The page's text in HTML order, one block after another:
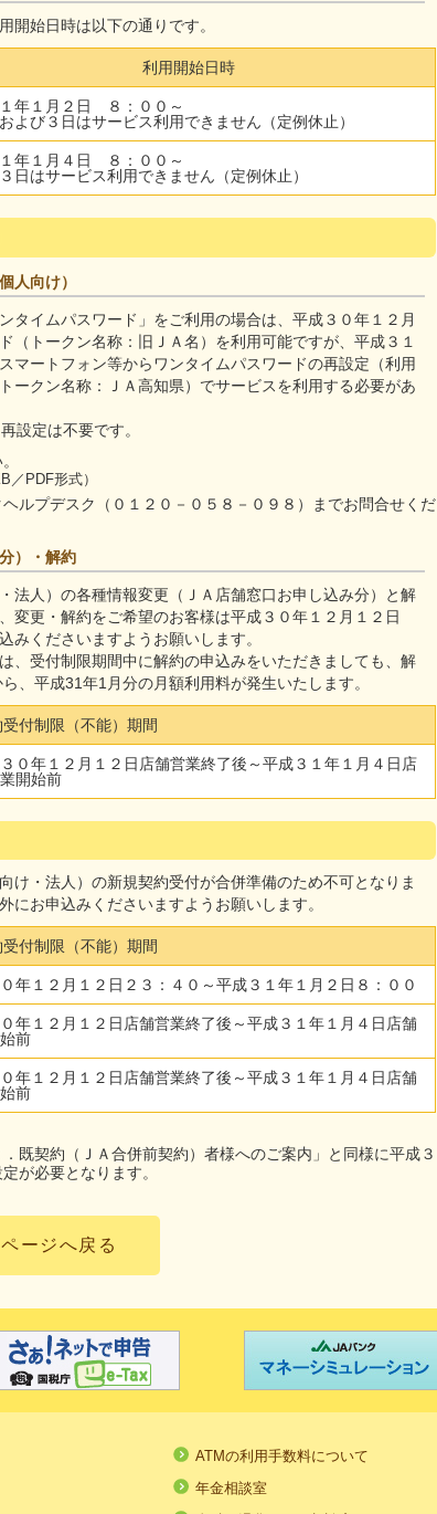
開始日時は以下の通りです。
利用開始日時
年１月２日 ８：００～
よび３日はサービス利用できません（定例休止）
年１月４日 ８：００～
日はサービス利用できません（定例休止）
人向け）
タイムパスワード」をご利用の場合は、平成３０年１２月
（トークン名称：旧ＪＡ名）を利用可能ですが、平成３１
マートフォン等からワンタイムパスワードの再設定（利用
ークン名称：ＪＡ高知県）でサービスを利用する必要があ
設定は不要です。
／PDF形式）
ルプデスク（０１２０－０５８－０９８）までお問合せくだ
）・解約
法人）の各種情報変更（ＪＡ店舗窓口お申し込み分）と解
変更・解約をご希望のお客様は平成３０年１２月１２日
みくださいますようお願いします。
、受付制限期間中に解約の申込みをいただきましても、解
、平成31年1月分の月額利用料が発生いたします。
付制限（不能）期間
０年１２月１２日店舗営業終了後～平成３１年１月４日店
開始前
け・法人）の新規契約受付が合併準備のため不可となりま
お申込みくださいますようお願いします。
付制限（不能）期間
年１２月１２日２３：４０～平成３１年１月２日８：００
年１２月１２日店舗営業終了後～平成３１年１月４日店舗
前
年１２月１２日店舗営業終了後～平成３１年１月４日店舗
前
既契約（ＪＡ合併前契約）者様へのご案内」と同様に平成３
が必要となります。
ージへ戻る
ATMの利用手数料について
年金相談室